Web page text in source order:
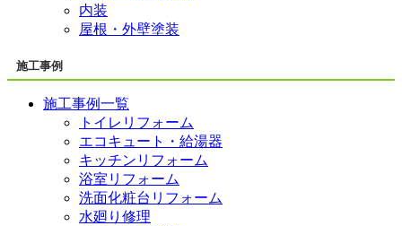
内装
屋根・外壁塗装
施工事例
施工事例一覧
トイレリフォーム
エコキュート・給湯器
キッチンリフォーム
浴室リフォーム
洗面化粧台リフォーム
水廻り修理